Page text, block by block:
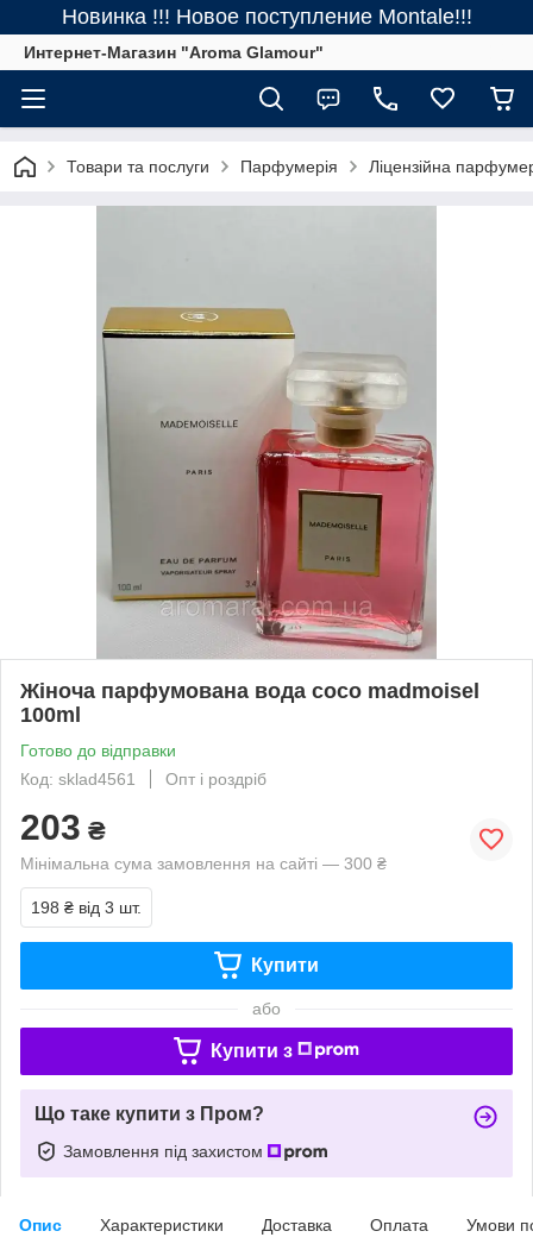
Новинка !!! Новое поступление Montale!!!
Интернет-Магазин "Aroma Glamour"
Товари та послуги Парфумерія Ліцензійна
Жіноча парфумована вода coco madmoisel
100ml
Готово до відправки
Код: sklad4561
Опт і роздріб
203 ₴
Мінімальна сума замовлення на сайті — 300 ₴
198 ₴ від 3 шт.
Купити
або
Купити з
Що таке купити з Пром?
Замовлення під захистом
Опис Характеристики Доставка Оплата Умови